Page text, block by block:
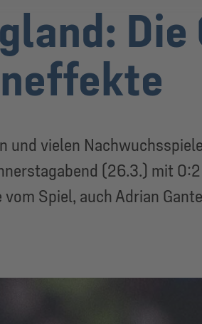
und vielen
(26.3.) mit
Spiel, auch Adrian